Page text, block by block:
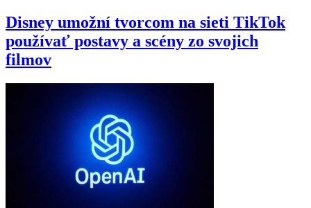
Disney umožní tvorcom na sieti TikTok
používať postavy a scény zo svojich
filmov